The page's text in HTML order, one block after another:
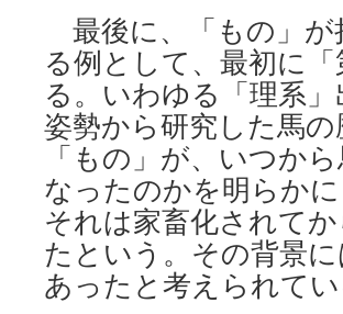
最後に、「もの」が
る例として、最初に
る。いわゆる「理系
姿勢から研究した馬
「もの」が、いつか
なったのかを明らか
それは家畜化されて
たという。その背景
あったと考えられてい